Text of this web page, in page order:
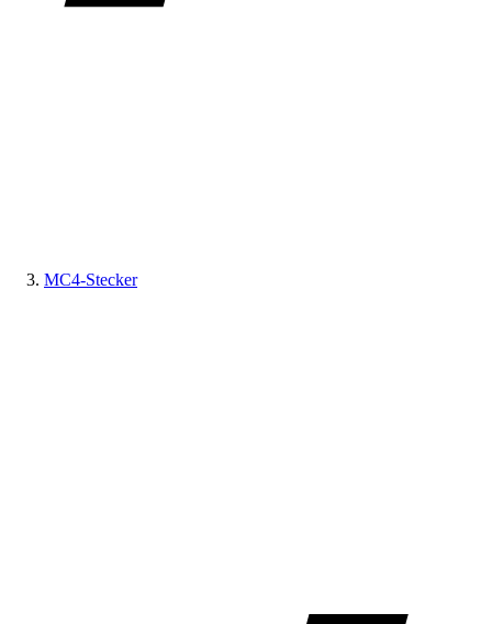
MC4-Stecker